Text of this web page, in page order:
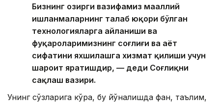
Бизнинг ҳозирги вазифамиз маҳаллий
ишланмаларнинг талаб юқори бўлган
технологияларга айланиши ва
фуқароларимизнинг соғлиғи ва ҳаёт
сифатини яхшилашга хизмат қилиши учун
шароит яратишдир, — деди Соғлиқни
сақлаш вазири.
Унинг сўзларига кўра, бу йўналишда фан, таълим,